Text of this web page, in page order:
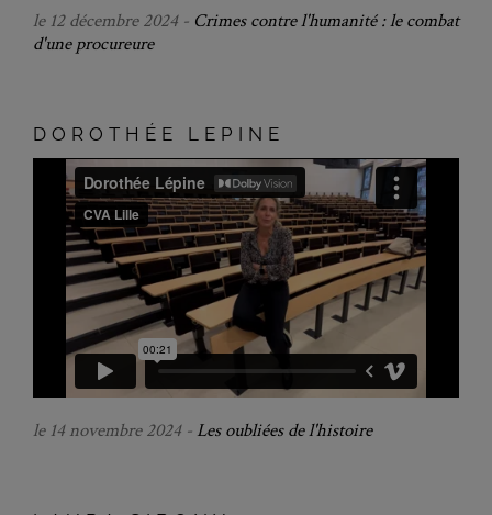
le 12 décembre 2024 - Crimes contre l'humanité : le combat
d'une procureure
DOROTHÉE LEPINE
le 14 novembre 2024 - Les oubliées de l'histoire